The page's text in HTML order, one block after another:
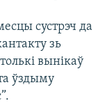
сустрэч да
зь
вынікаў
ўздыму